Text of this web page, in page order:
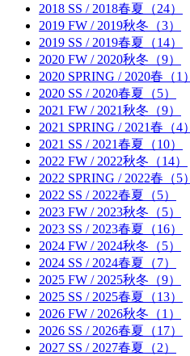
2018 SS / 2018春夏（24）
2019 FW / 2019秋冬（3）
2019 SS / 2019春夏（14）
2020 FW / 2020秋冬（9）
2020 SPRING / 2020春（1）
2020 SS / 2020春夏（5）
2021 FW / 2021秋冬（9）
2021 SPRING / 2021春（4）
2021 SS / 2021春夏（10）
2022 FW / 2022秋冬（14）
2022 SPRING / 2022春（5）
2022 SS / 2022春夏（5）
2023 FW / 2023秋冬（5）
2023 SS / 2023春夏（16）
2024 FW / 2024秋冬（5）
2024 SS / 2024春夏（7）
2025 FW / 2025秋冬（9）
2025 SS / 2025春夏（13）
2026 FW / 2026秋冬（1）
2026 SS / 2026春夏（17）
2027 SS / 2027春夏（2）